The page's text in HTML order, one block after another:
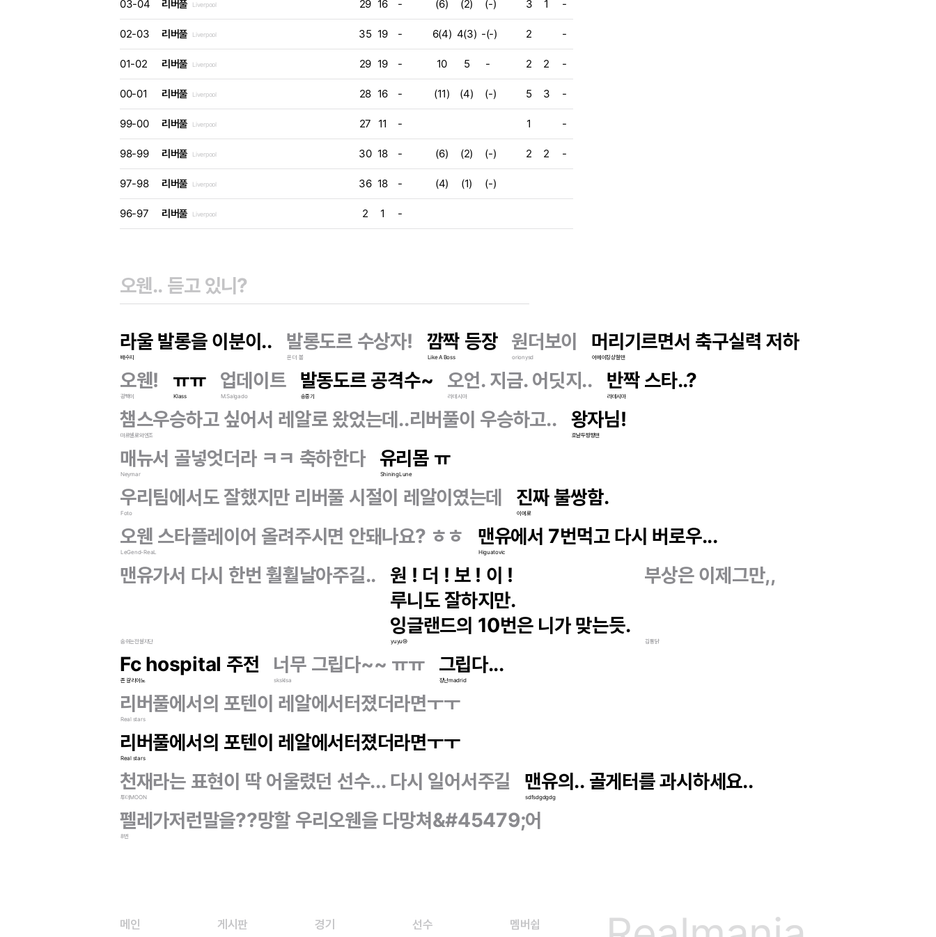
03-04 리버풀 Liverpool 29 16 - (6) (2) (-) 3 1 -
02-03 리버풀 Liverpool 35 19 - 6(4) 4(3) -(-) 2 -
01-02 리버풀 Liverpool 29 19 - 10 5 - 2 2 -
00-01 리버풀 Liverpool 28 16 - (11) (4) (-) 5 3 -
99-00 리버풀 Liverpool 27 11 - 1 -
98-99 리버풀 Liverpool 30 18 - (6) (2) (-) 2 2 -
97-98 리버풀 Liverpool 36 18 - (4) (1) (-)
96-97 리버풀 Liverpool 2 1 -
라울 발롱을 이분이..
배수지
발롱도르 수상자!
온 더 볼
깜짝 등장
Like A Boss
원더보이
orionysd
머리기르면서 축구실력 저하
어메이징상철맨
오웬!
광빡이
ㅠㅠ
Klass
업데이트
M.Salgado
발동도르 공격수~
송중기
오언. 지금. 어딧지..
라데시마
반짝 스타..?
라데시마
챔스우승하고 싶어서 레알로 왔었는데..리버풀이 우승하고..
마르셀로와엔조
왕자님!
호날두짱짱맨
매뉴서 골넣엇더라 ㅋㅋ 축하한다
Neymar
유리몸 ㅠ
ShiningLune
우리팀에서도 잘했지만 리버풀 시절이 레알이였는데
Foto
진짜 불쌍함.
이에로
오웬 스타플레이어 올려주시면 안돼나요? ㅎㅎ
LeGend-ReaL
맨유에서 7번먹고 다시 버로우...
Higuatovic
맨유가서 다시 한번 훨훨날아주길..
숨쉬는전설지단
원 ! 더 ! 보 ! 이 !
루니도 잘하지만.
잉글랜드의 10번은 니가 맞는듯.
yuyu⑭
부상은 이제그만,,
김통닭
Fc hospital 주전
존 갈리아노
너무 그립다~~ ㅠㅠ
sksklsa
그립다...
장난madrid
리버풀에서의 포텐이 레알에서터졌더라면ㅜㅜ
Real stars
리버풀에서의 포텐이 레알에서터졌더라면ㅜㅜ
Real stars
천재라는 표현이 딱 어울렸던 선수... 다시 일어서주길
투더MOON
맨유의.. 골게터를 과시하세요..
sdfsdgdgdg
펠레가저런말을??망할 우리오웬을 다망쳐&#45479;어
8번
메인 게시판 경기 선수 멤버쉽